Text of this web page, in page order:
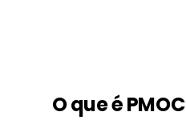
O que é PMOC